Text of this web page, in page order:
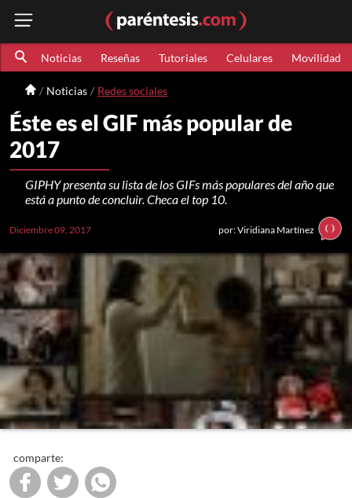
Noticias Reseñas Tutoriales Celulares Movilidad
Noticias Redes sociales
Éste es el GIF más popular de
2017
GIPHY presenta su lista de los GIFs más populares del año que
está a punto de concluir. Checa el top 10.
Diciembre 09, 2017 por: Viridiana Martínez
comparte: